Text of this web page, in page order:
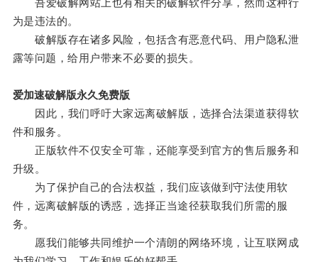
吾爱破解网站上也有相关的破解软件分享，然而这种行
为是违法的。
破解版存在诸多风险，包括含有恶意代码、用户隐私泄
露等问题，给用户带来不必要的损失。
爱加速破解版永久免费版
因此，我们呼吁大家远离破解版，选择合法渠道获得软
件和服务。
正版软件不仅安全可靠，还能享受到官方的售后服务和
升级。
为了保护自己的合法权益，我们应该做到守法使用软
件，远离破解版的诱惑，选择正当途径获取我们所需的服
务。
愿我们能够共同维护一个清朗的网络环境，让互联网成